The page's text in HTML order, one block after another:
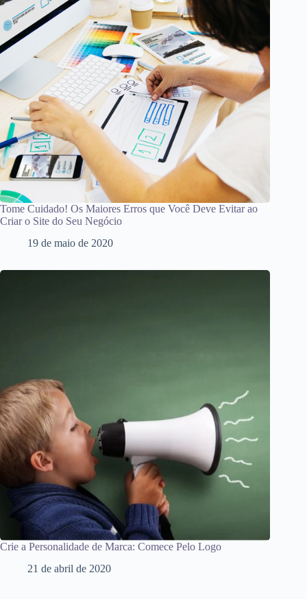
Tome Cuidado! Os Maiores Erros que Você Deve Evitar ao
Criar o Site do Seu Negócio
19 de maio de 2020
Crie a Personalidade de Marca: Comece Pelo Logo
21 de abril de 2020